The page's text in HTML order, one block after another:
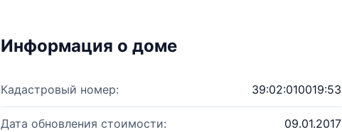
Информация о доме
Кадастровый номер: 39:02:010019:53
Дата обновления стоимости: 09.01.2017